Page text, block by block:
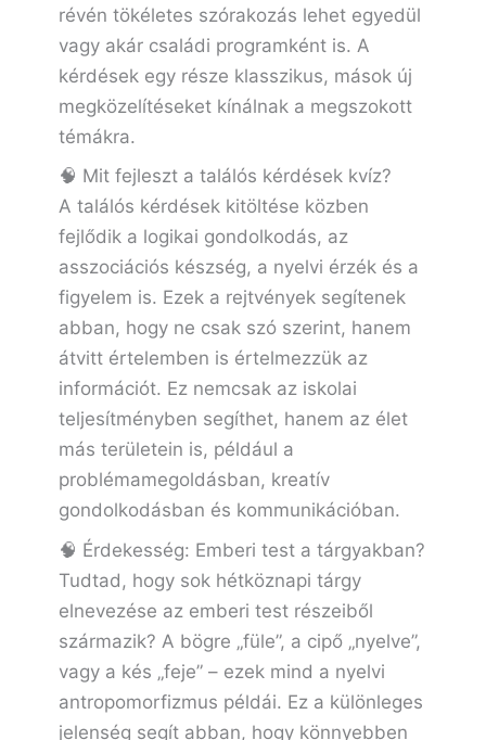
révén tökéletes szórakozás lehet egyedül
vagy akár családi programként is. A
kérdések egy része klasszikus, mások új
megközelítéseket kínálnak a megszokott
témákra.
🧠 Mit fejleszt a találós kérdések kvíz?
A találós kérdések kitöltése közben
fejlődik a logikai gondolkodás, az
asszociációs készség, a nyelvi érzék és a
figyelem is. Ezek a rejtvények segítenek
abban, hogy ne csak szó szerint, hanem
átvitt értelemben is értelmezzük az
információt. Ez nemcsak az iskolai
teljesítményben segíthet, hanem az élet
más területein is, például a
problémamegoldásban, kreatív
gondolkodásban és kommunikációban.
🧠 Érdekesség: Emberi test a tárgyakban?
Tudtad, hogy sok hétköznapi tárgy
elnevezése az emberi test részeiből
származik? A bögre „füle”, a cipő „nyelve”,
vagy a kés „feje” – ezek mind a nyelvi
antropomorfizmus példái. Ez a különleges
jelenség segít abban, hogy könnyebben